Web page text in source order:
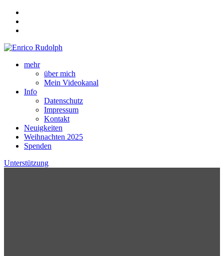
mehr
über mich
Mein Videokanal
Info
Datenschutz
Impressum
Kontakt
Neuigkeiten
Weihnachten 2025
Spenden
Unterstützung